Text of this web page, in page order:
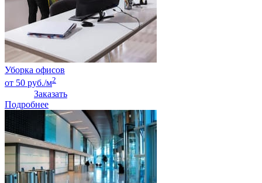
Уборка офисов
от 50 руб./м2
Заказать
Подробнее